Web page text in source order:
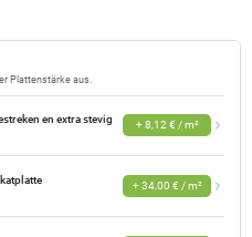
Plattenstärke aus.
en extra stevig + 8,12 € / m²
+ 34,00 € / m²